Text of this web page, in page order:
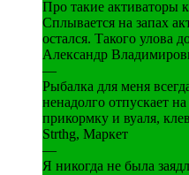
Про такие активаторы
Сплывается на запах
остался. Такого улова
Александр
—
Рыбалка для меня
ненадолго отпускает
прикормку и вуаля,
Strthg, Маркет
—
Я никогда не была